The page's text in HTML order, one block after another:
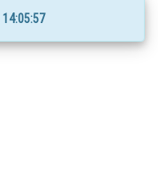
14:05:57